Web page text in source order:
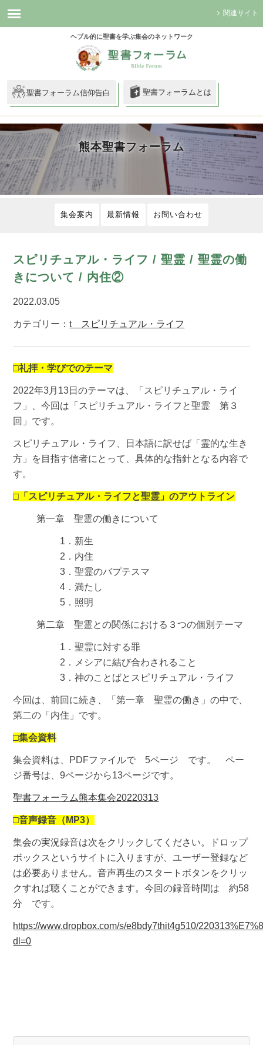
関連サイト
ヘブル的に聖書を学ぶ集会のネットワーク
聖書フォーラム信仰告白 聖書フォーラムとは
熊本聖書フォーラム
集会案内 最新情報 お問い合わせ
スピリチュアル・ライフ / 聖霊 / 聖霊の働
きについて / 内住②
2022.03.05
カテゴリー：t スピリチュアル・ライフ
□礼拝・学びでのテーマ
2022年3月13日のテーマは、「スピリチュアル・ライ
フ」、今回は「スピリチュアル・ライフと聖霊 第３
回」です。
スピリチュアル・ライフ、日本語に訳せば「霊的な生き
方」を目指す信者にとって、具体的な指針となる内容で
す。
□「スピリチュアル・ライフと聖霊」のアウトライン
第一章 聖霊の働きについて
1．新生
2．内住
3．聖霊のバプテスマ
4．満たし
5．照明
第二章 聖霊との関係における３つの個別テーマ
1．聖霊に対する罪
2．メシアに結び合わされること
3．神のことばとスピリチュアル・ライフ
今回は、前回に続き、「第一章 聖霊の働き」の中で、
第二の「内住」です。
□集会資料
集会資料は、PDFファイルで 5ページ です。 ペー
ジ番号は、9ページから13ページです。
聖書フォーラム熊本集会20220313
□音声録音（MP3）
集会の実況録音は次をクリックしてください。ドロップ
ボックスというサイトに入りますが、ユーザー登録など
は必要ありません。音声再生のスタートボタンをクリッ
クすれば聴くことができます。今回の録音時間は 約58
分 です。
https://www.dropbox.com/s/e8bdy7thit4g510/
dl=0